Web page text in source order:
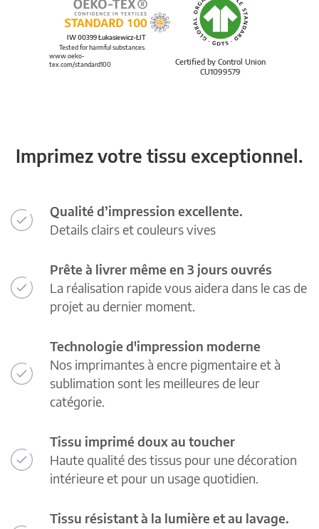
Certified by Control Union
CU1099579
IW 00399 Łukasiewicz-ŁIT
Tested for harmful substances.
www.oeko-
tex.com/standard100
Imprimez votre tissu exceptionnel.
Qualité d’impression excellente.
Details clairs et couleurs vives
Prête à livrer même en 3 jours ouvrés
La réalisation rapide vous aidera dans le cas de
projet au dernier moment.
Technologie d'impression moderne
Nos imprimantes à encre pigmentaire et à
sublimation sont les meilleures de leur
catégorie.
Tissu imprimé doux au toucher
Haute qualité des tissus pour une décoration
intérieure et pour un usage quotidien.
Tissu résistant à la lumière et au lavage.